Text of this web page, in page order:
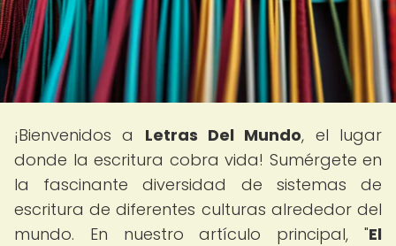
¡Bienvenidos a Letras Del Mundo, el lugar
donde la escritura cobra vida! Sumérgete en
la fascinante diversidad de sistemas de
escritura de diferentes culturas alrededor del
mundo. En nuestro artículo principal, "El